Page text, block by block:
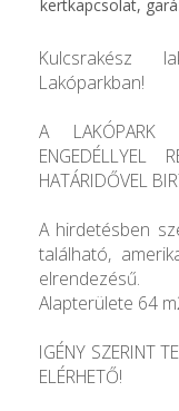
kertkapcsolat,
Kulcsrakész
Lakóparkban!
A LAKÓPARK
ENGEDÉLLYEL
HATÁRIDŐVEL
A hirdetésben
található,
elrendezésű.
Alapterülete 64
IGÉNY SZERINT
ELÉRHETŐ!